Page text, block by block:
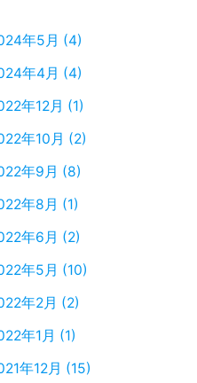
年5月 (4)
年4月 (4)
年12月 (1)
年10月 (2)
年9月 (8)
年8月 (1)
年6月 (2)
年5月 (10)
年2月 (2)
年1月 (1)
年12月 (15)